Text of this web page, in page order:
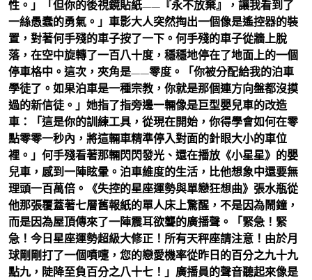
性。」「但你的後視鏡貼紙——『永不放棄』，讓我看到了
一絲愚蠢的勇氣。」車影大人突然掏出一個像是遙控器的裝
置，對著何手殘的車子按了一下。何手殘的車子從牆上脫
落，在空中旋轉了一百八十度，穩穩地停在了地面上的一個
停車格中。這次，夾角是——零度。「你被分配給我的泊車
學徒了。如果泊車是一種宗教，你就是那個連方向盤都沒摸
過的新信徒。」她指了指旁邊一輛像是巨型嬰兒車的改造
車：「這是你的訓練工具，從現在開始，你得學會如何在零
點零零一秒內，將這輛車精準停入對面的針眼大小的車位
裡。」何手殘看著那輛閃閃發光、還在播放《小星星》的嬰
兒車，感到一陣眩暈。泊車維度的生活，比他想象中還要無
理頭一百萬倍。《失控的星座運勢與單戀狂想曲》張水瓶從
他那張覆蓋著七層舊報紙的單人床上驚醒，不是因為鬧鐘，
而是因為屋頂傳來了一陣震耳欲聾的廣播聲。「緊急！緊
急！今日星座運勢超級大修正！所有天秤座請注意！由於月
球剛剛打了一個噴嚏，您的戀愛機率從昨日的百分之九十九
點九，陡降至負百分之八十七！」廣播員的聲音聽起來像是